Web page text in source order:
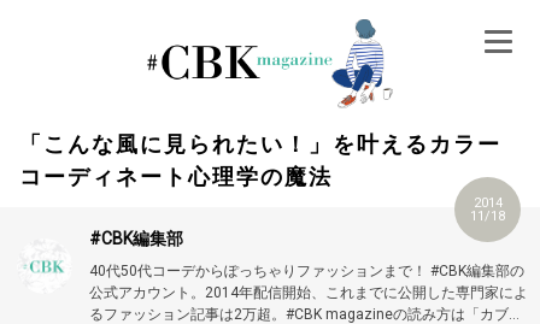
「こんな風に見られたい！」を叶えるカラー
コーディネート心理学の魔法
2014
11/18
#CBK編集部
40代50代コーデからぽっちゃりファッションまで！ #CBK編集部の
公式アカウント。2014年配信開始、これまでに公開した専門家によ
るファッション記事は2万超。#CBK magazineの読み方は「カブキ